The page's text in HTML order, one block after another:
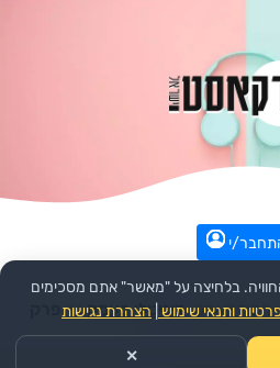
י
הפודקאסט: דיגיטלי בעמק >>
בלחיצה על "מאשר" אתם מסכימים
ותנאי שימוש הצהרת נגישות
✕